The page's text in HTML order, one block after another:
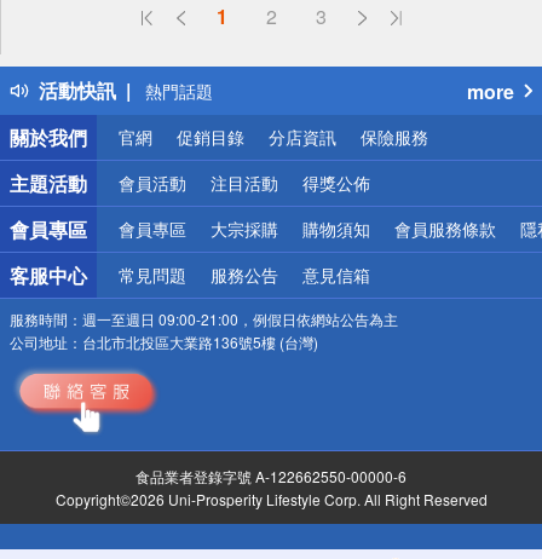
1 2 3
活動快訊
偏遠地區配送
得獎公告
熱門話題
銀行優惠
偏遠地區配送
詐騙網頁！請小心！
more
關於我們
官網 促銷目錄 分店資訊 保險服務
主題活動 會員活動 注目活動 得獎公佈
會員專區 會員專區 大宗採購 購物須知 會員服務條款 隱
客服中心 常見問題 服務公告 意見信箱
服務時間： 週一至週日 09:00-21:00，例假日依網站公告為主
公司地址： 台北市北投區大業路136號5樓 (台灣)
食品業者登錄字號 A-122662550-00000-6
Copyright©2026 Uni-Prosperity Lifestyle Corp. All Right Reserved